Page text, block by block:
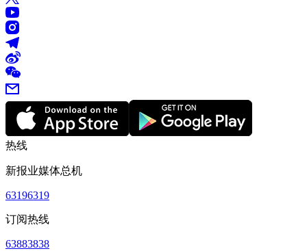
热线
新报业媒体总机
63196319
订阅热线
63883838